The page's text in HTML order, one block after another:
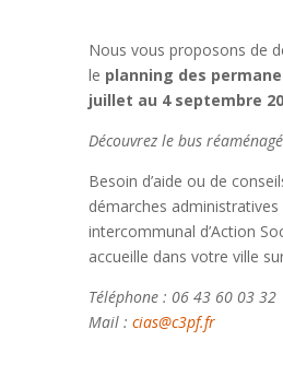
Nous vous proposons de
le planning des
juillet au 4 septembre
Découvrez le bus
Besoin d’aide ou de
démarches administratives
intercommunal d’Action
accueille dans votre ville
Téléphone : 06 43 60 03 32
Mail : cias@c3pf.fr